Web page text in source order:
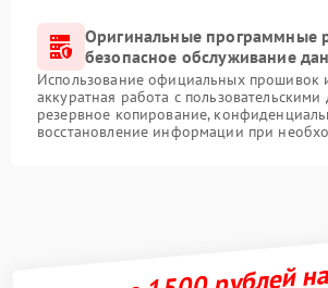
Оригинальные программные
безопасное обслуживание
Использование официальных прошивок
аккуратная работа с
резервное копирование,
восстановление информации при